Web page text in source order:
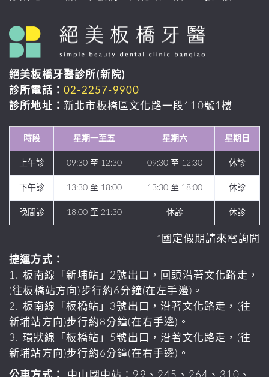
絕美板橋牙醫診所(新院)
診所電話： 02-2257-9900
診所地址： 新北市板橋區文化路一段110號1樓
時段 星期一至五 星期六 星期日
上午診 09:30 至 12:30 09:30 至 12:30 休診
下午診 13:30 至 18:00 13:30 至 18:00 休診
晚間診 18:00 至 21:30 休診 休診
*國定假期請來電詢問
捷運方式：
1. 板南線「新埔站」2號出口，回頭沿著文化路走，
(往板橋站方向)步行約6分鐘(在左手邊)。
2. 板南線「板橋站」3號出口，沿著文化路走，(往
新埔站方向)步行約8分鐘(在右手邊)。
3. 環狀線「板橋站」5號出口，沿著文化路走，(往
新埔站方向)步行約6分鐘(在右手邊)。
公車方式： 中山國中站：99、245、264、310、